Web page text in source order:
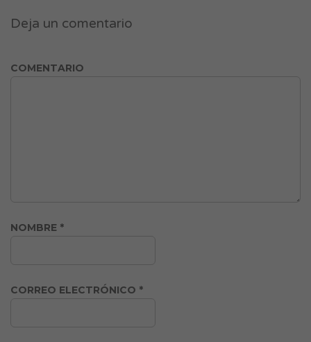
Deja un comentario
COMENTARIO
NOMBRE *
CORREO ELECTRÓNICO *